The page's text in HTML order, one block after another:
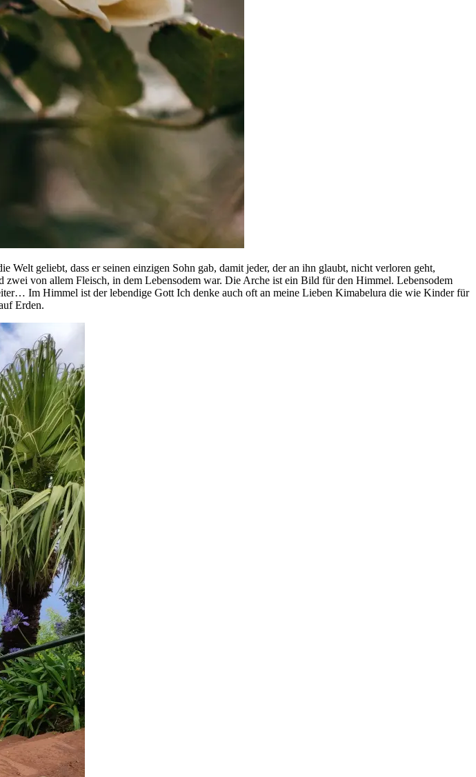
geliebt, dass er seinen einzigen Sohn gab, damit jeder, der an ihn glaubt, nicht verloren geht,
von allem Fleisch, in dem Lebensodem war. Die Arche ist ein Bild für den Himmel. Lebensodem
Im Himmel ist der lebendige Gott Ich denke auch oft an meine Lieben Kimabelura die wie Kinder für
Erden.